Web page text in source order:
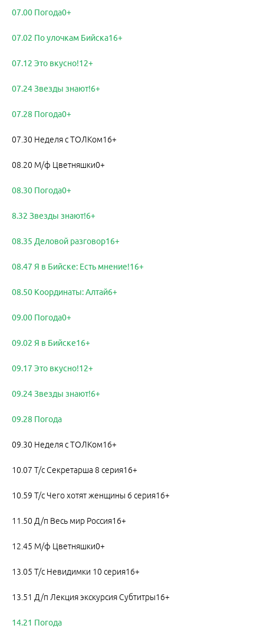
07.00 Погода0+
07.02 По улочкам Бийска16+
07.12 Это вкусно!12+
07.24 Звезды знают!6+
07.28 Погода0+
07.30 Неделя с ТОЛКом16+
08.20 М/ф Цветняшки0+
08.30 Погода0+
8.32 Звезды знают!6+
08.35 Деловой разговор16+
08.47 Я в Бийске: Есть мнение!16+
08.50 Координаты: Алтай6+
09.00 Погода0+
09.02 Я в Бийске16+
09.17 Это вкусно!12+
09.24 Звезды знают!6+
09.28 Погода
09.30 Неделя с ТОЛКом16+
10.07 Т/с Секретарша 8 серия16+
10.59 Т/с Чего хотят женщины 6 серия16+
11.50 Д/п Весь мир Россия16+
12.45 М/ф Цветняшки0+
13.05 Т/с Невидимки 10 серия16+
13.51 Д/п Лекция экскурсия Субтитры16+
14.21 Погода